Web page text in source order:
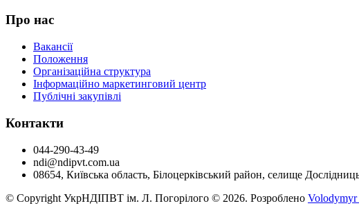
Про нас
Вакансії
Положення
Організаційна структура
Інформаційно маркетинговий центр
Публічні закупівлі
Контакти
044-290-43-49
ndi@ndipvt.com.ua
08654, Київська область, Білоцерківський район, селище
© Copyright УкрНДІПВТ ім. Л. Погорілого © 2026. Розроблено Volodymyr